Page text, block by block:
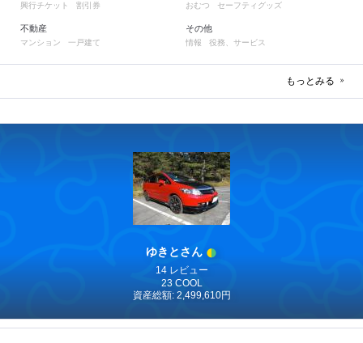
興行チケット 割引券
不動産
マンション 一戸建て
おむつ セーフティグッズ
その他
情報 役務、サービス
もっとみる
ゆきとさん
14 レビュー
23 COOL
資産総額: 2,499,610円